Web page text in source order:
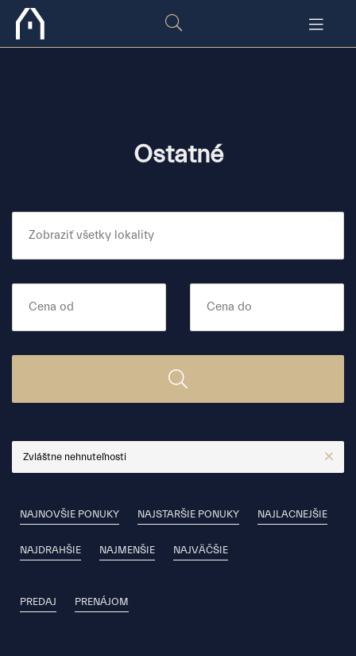
Ostatné
Zvláštne nehnuteľnosti
NAJNOVŠIE PONUKY NAJSTARŠIE PONUKY NAJLACNEJŠIE
NAJDRAHŠIE NAJMENŠIE NAJVÄČŠIE
PREDAJ PRENÁJOM